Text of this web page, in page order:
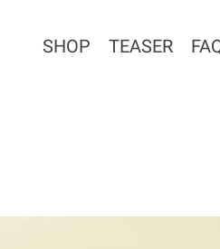
SHOP TEASER